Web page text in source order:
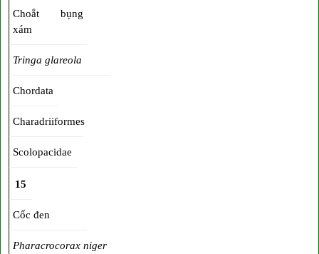
Choắt bụng
xám
Tringa glareola
Chordata
Charadriiformes
Scolopacidae
15
Cốc đen
Pharacrocorax niger